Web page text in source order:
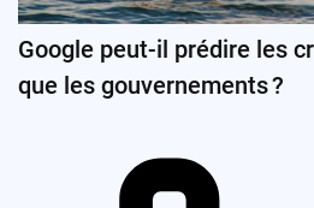
Google peut-il prédire les
que les gouvernements ?